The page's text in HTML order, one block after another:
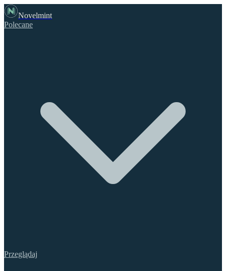
Novelmint
Polecane
Przeglądaj